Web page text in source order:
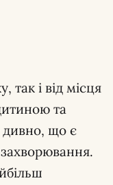
так і від місця
та
що є
захворювання.